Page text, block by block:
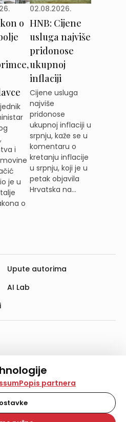
kolačiće i slične
i obradu informacija na
korisničko iskustvo,
te prikazujemo sadržaje i
profili mogu se kreirati
Popis partnera
o
i
je u
o
02.08.2026.
HNB: Cijene
usluga najviše
pridonose
ukupnoj
inflaciji
Cijene usluga
najviše
pridonose
ukupnoj inflaciji u
srpnju, kaže se u
komentaru o
kretanju inflacije
u srpnju, koji je u
petak objavila
Hrvatska na...
Upute autorima
AI Lab